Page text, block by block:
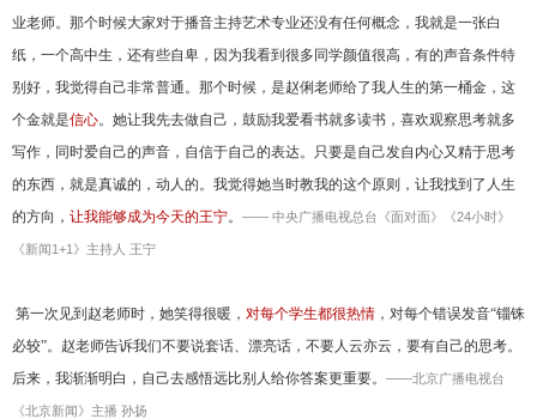
业老师。那个时候大家对于播音主持艺术专业还没有任何概念，我就是一张白
纸，一个高中生，还有些自卑，因为我看到很多同学颜值很高，有的声音条件特
别好，我觉得自己非常普通。那个时候，是赵俐老师给了我人生的第一桶金，这
个金就是信心。她让我先去做自己，鼓励我爱看书就多读书，喜欢观察思考就多
写作，同时爱自己的声音，自信于自己的表达。只要是自己发自内心又精于思考
的东西，就是真诚的，动人的。我觉得她当时教我的这个原则，让我找到了人生
的方向， 让我能够成为今天的王宁。 —— 中央广播电视总台《面对面》《24小时》
《新闻1+1 》主持人 王宁
第一次见到赵老师时，她笑得很暖， 对每个学生都很热情 ，对每个错误发音“锱铢
必较”。赵老师告诉我们不要说套话、漂亮话，不要人云亦云，要有自己的思考。
后来，我渐渐明白，自己去感悟远比别人给你答案更重要。 ——北京广播电视台
《北京新闻》主播 孙扬